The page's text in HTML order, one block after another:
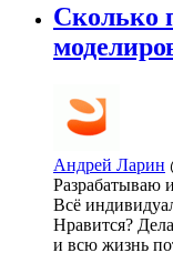
Сколько
Андрей Ларин
Разрабатываю
Всё
Нравится?
и всю жизнь